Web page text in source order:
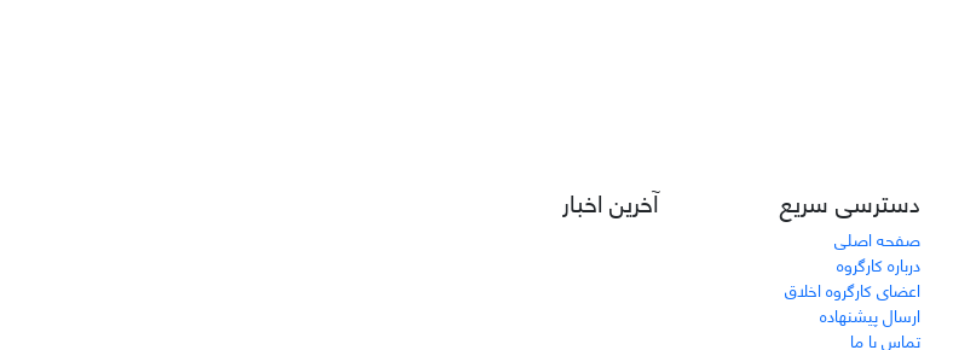
دسترسی سریع
صفحه اصلی
درباره کارگروه
اعضای کارگروه اخلاق
ارسال پیشنهاده
تماس با ما
آخرین اخبار